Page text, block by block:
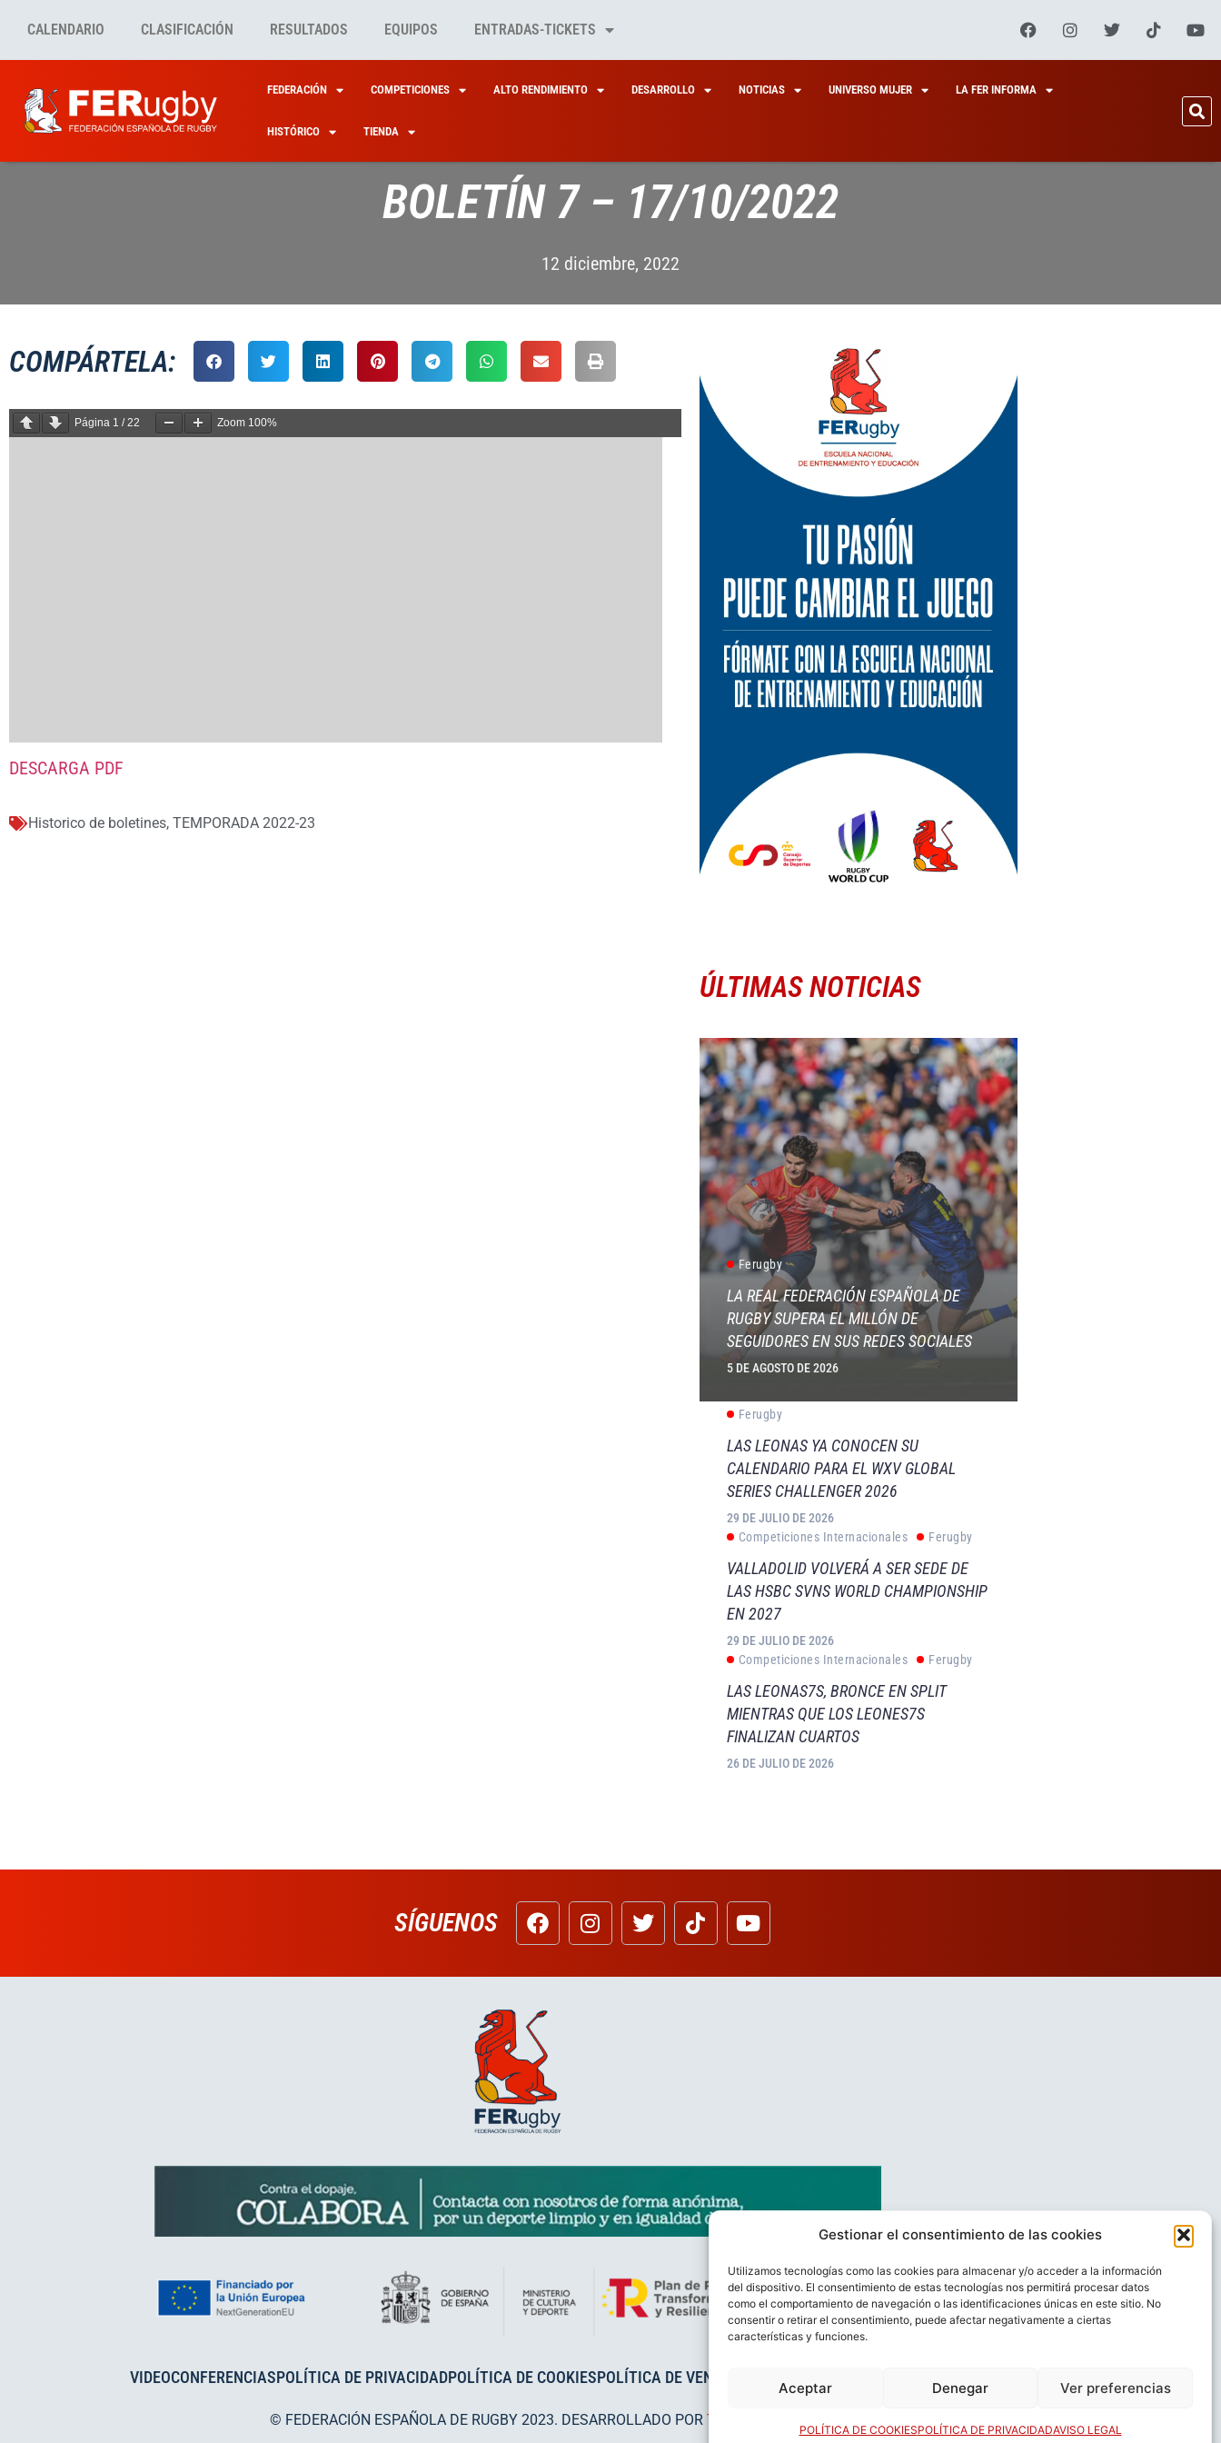
Gestionar el consentimiento de las cookies
Utilizamos tecnologías como las cookies para almacenar y/o acceder a la información
del dispositivo. El consentimiento de estas tecnologías nos permitirá procesar datos
como el comportamiento de navegación o las identificaciones únicas en este sitio. No
consentir o retirar el consentimiento, puede afectar negativamente a ciertas
características y funciones.
Aceptar Denegar Ver preferencias
POLÍTICA DE COOKIESPOLÍTICA DE PRIVACIDADAVISO LEGAL
CALENDARIO CLASIFICACIÓN RESULTADOS EQUIPOS ENTRADAS-TICKETS
FEDERACIÓN COMPETICIONES ALTO RENDIMIENTO DESARROLLO NOTICIAS UNIVERSO MUJER LA FER INFORMA
HISTÓRICO TIENDA
BOLETÍN 7 – 17/10/2022
12 diciembre, 2022
COMPÁRTELA:
Página 1 /22 Zoom 100%
DESCARGA PDF
Historico de boletines, TEMPORADA 2022-23
ÚLTIMAS NOTICIAS
Ferugby
LA REAL FEDERACIÓN ESPAÑOLA DE
RUGBY SUPERA EL MILLÓN DE
SEGUIDORES EN SUS REDES SOCIALES
5 DE AGOSTO DE 2026
Ferugby
LAS LEONAS YA CONOCEN SU
CALENDARIO PARA EL WXV GLOBAL
SERIES CHALLENGER 2026
29 DE JULIO DE 2026
Competiciones Internacionales
Ferugby
VALLADOLID VOLVERÁ A SER SEDE DE
LAS HSBC SVNS WORLD CHAMPIONSHIP
EN 2027
29 DE JULIO DE 2026
Competiciones Internacionales
Ferugby
LAS LEONAS7S, BRONCE EN SPLIT
MIENTRAS QUE LOS LEONES7S
FINALIZAN CUARTOS
26 DE JULIO DE 2026
SÍGUENOS
VIDEOCONFERENCIASPOLÍTICA DE PRIVACIDADPOLÍTICA DE COOKIESPOLÍTICA DE VENTAS
© FEDERACIÓN ESPAÑOLA DE RUGBY 2023. DESARROLLADO POR TOOOLS